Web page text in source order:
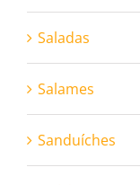
Saladas
Salames
Sanduíches